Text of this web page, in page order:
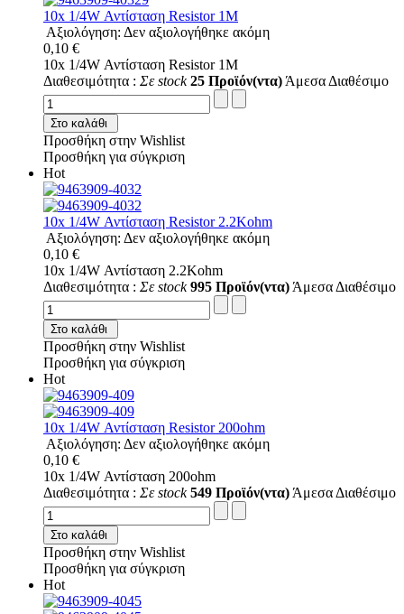
10x 1/4W Αντίσταση Resistor 1M
Αξιολόγηση: Δεν αξιολογήθηκε ακόμη
0,10 €
10x 1/4W Αντίσταση Resistor 1M
Διαθεσιμότητα : Σε stock 25 Προϊόν(ντα) Άμεσα Διαθέσιμο
Στο καλάθι
Προσθήκη στην Wishlist
Προσθήκη για σύγκριση
Hot
10x 1/4W Αντίσταση Resistor 2.2Kohm
Αξιολόγηση: Δεν αξιολογήθηκε ακόμη
0,10 €
10x 1/4W Αντίσταση 2.2Kohm
Διαθεσιμότητα : Σε stock 995 Προϊόν(ντα) Άμεσα Διαθέσιμο
Στο καλάθι
Προσθήκη στην Wishlist
Προσθήκη για σύγκριση
Hot
10x 1/4W Αντίσταση Resistor 200ohm
Αξιολόγηση: Δεν αξιολογήθηκε ακόμη
0,10 €
10x 1/4W Αντίσταση 200ohm
Διαθεσιμότητα : Σε stock 549 Προϊόν(ντα) Άμεσα Διαθέσιμο
Στο καλάθι
Προσθήκη στην Wishlist
Προσθήκη για σύγκριση
Hot